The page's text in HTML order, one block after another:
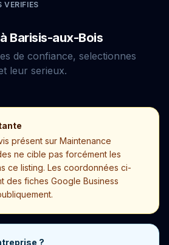
VERIFIES
Barisis-aux-Bois
de confiance, selectionnes
leur serieux.
présent sur Maintenance
ne cible pas forcément les
ce listing. Les coordonnées ci-
des fiches Google Business
?